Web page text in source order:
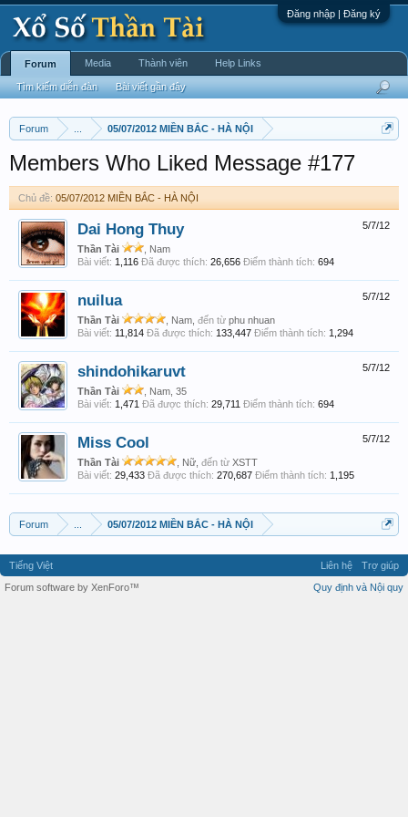
Đăng nhập | Đăng ký
Forum 05/07/2012 MIỀN BẮC - HÀ NỘI
Members Who Liked Message #177
Chủ đề: 05/07/2012 MIỀN BẮC - HÀ NỘI
5/7/12
Dai Hong Thuy
Thần Tài
, Nam
Bài viết: 1,116 Đã được thích: 26,656 Điểm thành tích: 694
5/7/12
nuilua
Thần Tài , Nam, đến từ phu nhuan
Bài viết: 11,814 Đã được thích: 133,447 Điểm thành tích: 1,294
5/7/12
shindohikaruvt
Thần Tài
, Nam, 35
Bài viết: 1,471 Đã được thích: 29,711 Điểm thành tích: 694
5/7/12
Miss Cool
Thần Tài , Nữ, đến từ XSTT
Bài viết: 29,433 Đã được thích: 270,687 Điểm thành tích: 1,195
Forum 05/07/2012 MIỀN BẮC - HÀ NỘI
Forum
Tìm kiếm diễn đàn Bài viết gần đây
Media Thành viên Help Links
Tiếng Việt Liên hệ
Trợ giúp
Quy định và Nội quy
Forum software by XenForo™